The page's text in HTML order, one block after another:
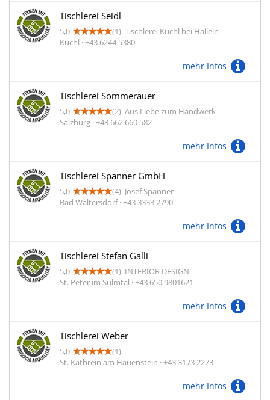
Tischlerei Seidl
5,0 (1) Tischlerei Kuchl bei Hallein
Kuchl · +43 6244 5380
mehr Infos
Tischlerei Sommerauer
5,0 (2) Aus Liebe zum Handwerk
Salzburg · +43 662 660 582
mehr Infos
Tischlerei Spanner GmbH
5,0 (4) Josef Spanner
Bad Waltersdorf · +43 3333 2790
mehr Infos
Tischlerei Stefan Galli
5,0 (1) INTERIOR DESIGN
St. Peter im Sulmtal · +43 650 9801621
mehr Infos
Tischlerei Weber
5,0
(1)
St. Kathrein am Hauenstein · +43 3173 2273
mehr Infos